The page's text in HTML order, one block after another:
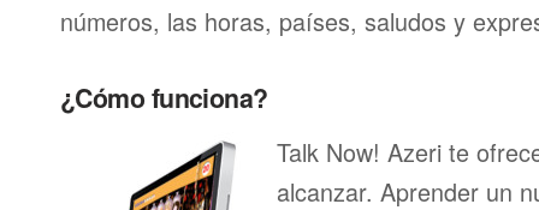
números, las horas, países, saludos y
¿Cómo funciona?
Talk Now! Azeri te
alcanzar. Aprender un